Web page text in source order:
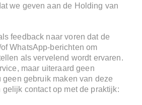
we geven aan de Holding van
feedback naar voren dat de
WhatsApp-berichten om
als vervelend wordt ervaren.
maar uiteraard geen
gebruik maken van deze
contact op met de praktijk: